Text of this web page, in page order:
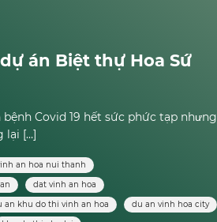
án Biệt thự Hoa Sứ
Covid 19 hết sức phức tạp nhưng
lại […]
an hoa nui thanh
dat vinh an hoa
an khu do thi vinh an hoa
du an vinh hoa city